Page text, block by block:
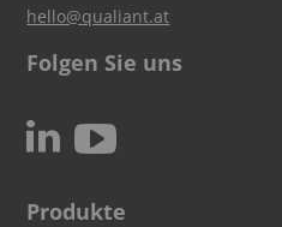
hello@qualiant.at
Folgen Sie uns
N c
Produkte